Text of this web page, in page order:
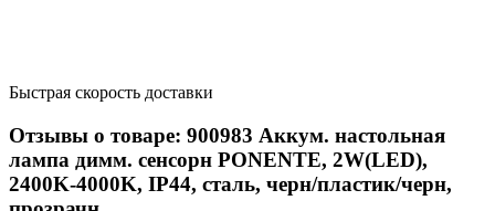
Быстрая скорость доставки
Отзывы о товаре: 900983 Аккум. настольная
лампа димм. сенсорн PONENTE, 2W(LED),
2400K-4000K, IP44, сталь, черн/пластик/черн,